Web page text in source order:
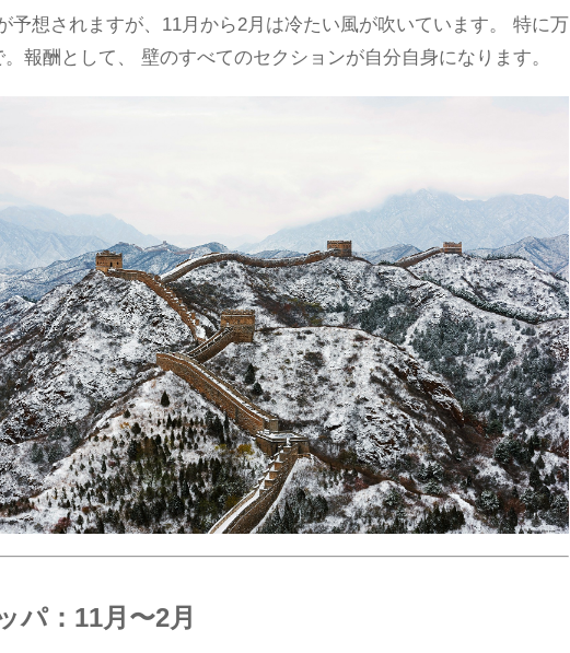
予想されますが、11月から2月は冷たい風が吹いています。 特に万
。報酬として、 壁のすべてのセクションが自分自身になります。
パ：11月〜2月